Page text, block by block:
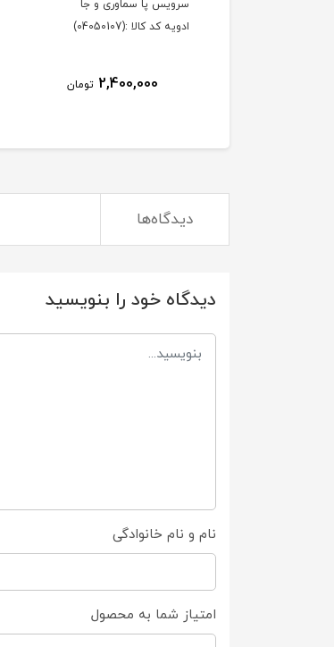
سرویس پا سماوری و جا
ادویه کد کالا :(04050107)
2,400,000 تومان
دیدگاه‌ها
دیدگاه خود را بنویسید
نام و نام خانوادگی
امتیاز شما به محصول